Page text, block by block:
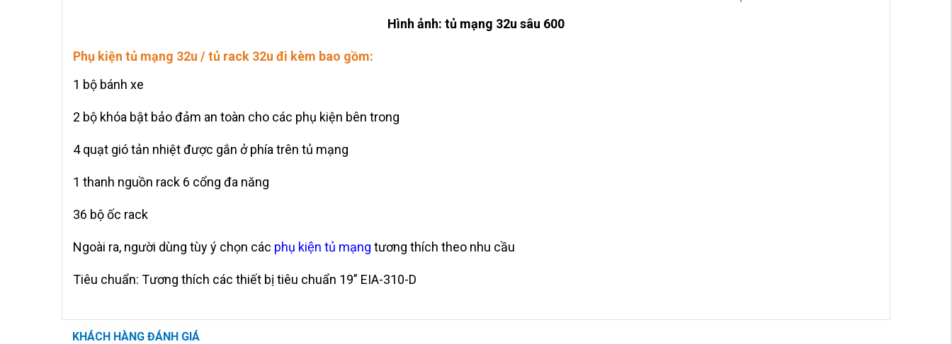
Hình ảnh: tủ mạng 32u sâu 600
Phụ kiện tủ mạng 32u / tủ rack 32u đi kèm bao gồm:
1 bộ bánh xe
2 bộ khóa bật bảo đảm an toàn cho các phụ kiện bên trong
4 quạt gió tản nhiệt được gắn ở phía trên tủ mạng
1 thanh nguồn rack 6 cổng đa năng
36 bộ ốc rack
Ngoài ra, người dùng tùy ý chọn các phụ kiện tủ mạng tương thích theo nhu cầu
Tiêu chuẩn: Tương thích các thiết bị tiêu chuẩn 19” EIA-310-D
KHÁCH HÀNG ĐÁNH GIÁ